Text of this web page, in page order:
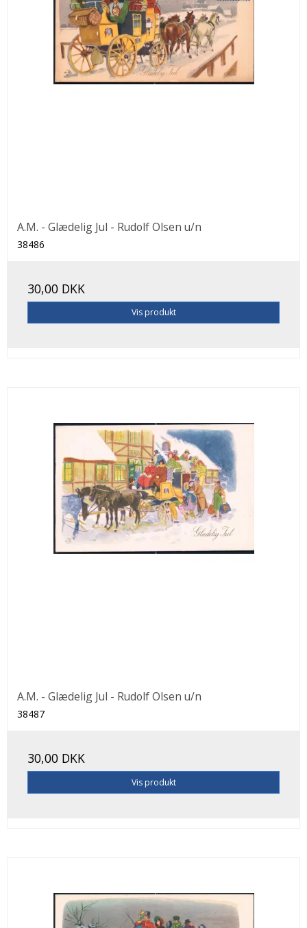
A.M. - Glædelig Jul - Rudolf Olsen u/n
38486
30,00 DKK
Vis produkt
A.M. - Glædelig Jul - Rudolf Olsen u/n
38487
30,00 DKK
Vis produkt